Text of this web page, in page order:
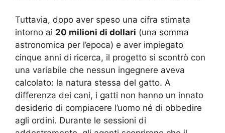
Tuttavia, dopo aver speso una cifra stimata
intorno ai 20 milioni di dollari (una somma
astronomica per l’epoca) e aver impiegato
cinque anni di ricerca, il progetto si scontrò con
una variabile che nessun ingegnere aveva
calcolato: la natura stessa del gatto. A
differenza dei cani, i gatti non hanno un innato
desiderio di compiacere l’uomo né di obbedire
agli ordini. Durante le sessioni di